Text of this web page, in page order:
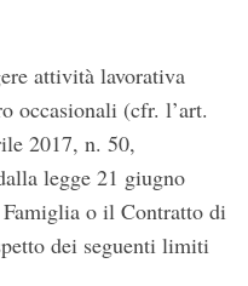
attività lavorativa
occasionali (cfr. l’art.
2017, n. 50,
legge 21 giugno
o il Contratto di
dei seguenti limiti